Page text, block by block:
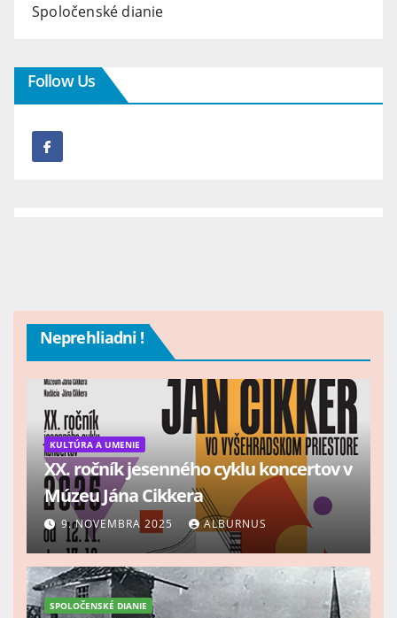
Spoločenské dianie
Follow Us
Neprehliadni !
KULTÚRA A UMENIE
XX. ročník jesenného cyklu koncertov v
Múzeu Jána Cikkera
9. NOVEMBRA 2025 ALBURNUS
SPOLOČENSKÉ DIANIE